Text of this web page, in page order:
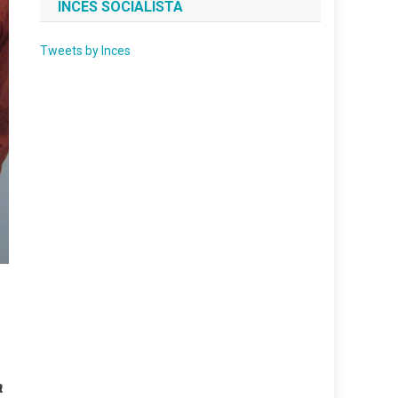
INCES SOCIALISTA
Tweets by Inces